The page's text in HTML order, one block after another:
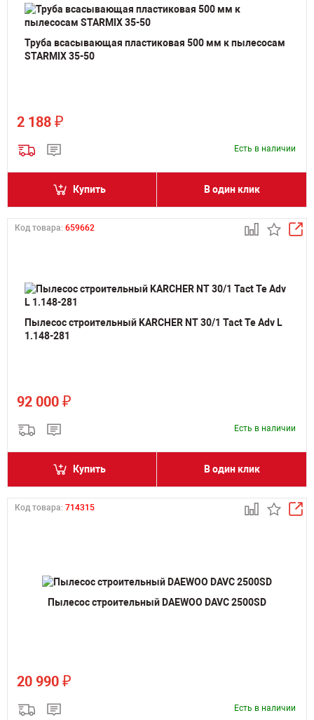
Труба всасывающая пластиковая 500 мм к пылесосам
STARMIX 35-50
2 188 ₽
Есть в наличии
Купить В один клик
Код товара: 659662
Пылесос строительный KARCHER NT 30/1 Tact Te Adv L
1.148-281
92 000 ₽
Есть в наличии
Купить В один клик
Код товара: 714315
Пылесос строительный DAEWOO DAVC 2500SD
20 990 ₽
Есть в наличии